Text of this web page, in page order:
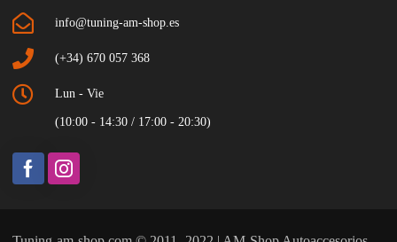
info@tuning-am-shop.es
(+34) 670 057 368
Lun - Vie
(10:00 - 14:30 / 17:00 - 20:30)